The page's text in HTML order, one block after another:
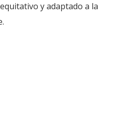
y adaptado a la